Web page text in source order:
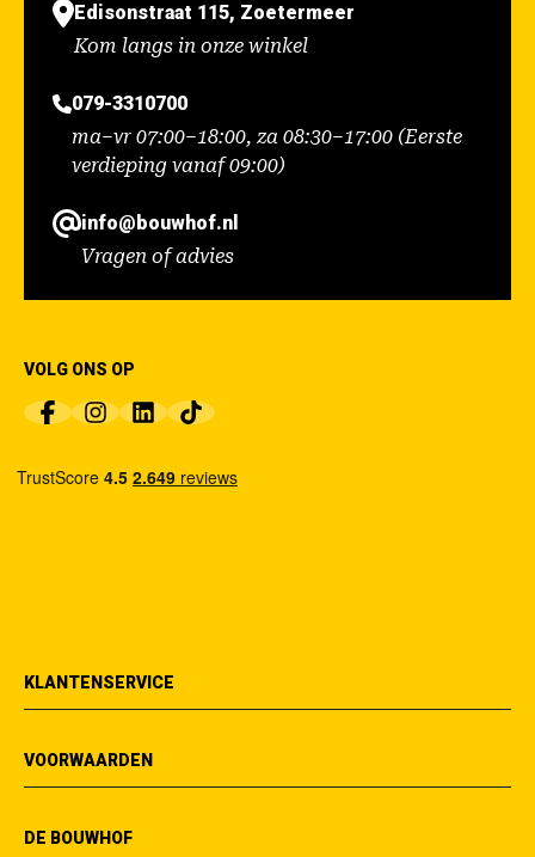
Edisonstraat 115, Zoetermeer
Kom langs in onze winkel
079-3310700
ma–vr 07:00–18:00, za 08:30–17:00 (Eerste
verdieping vanaf 09:00)
info@bouwhof.nl
Vragen of advies
VOLG ONS OP
KLANTENSERVICE
VOORWAARDEN
DE BOUWHOF